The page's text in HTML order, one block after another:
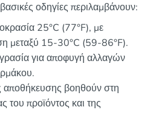
οδηγίες περιλαμβάνουν:
25°C (77°F), με
μεταξύ 15-30°C (59-86°F).
για αποφυγή αλλαγών
αποθήκευσης βοηθούν στη
του προϊόντος και της